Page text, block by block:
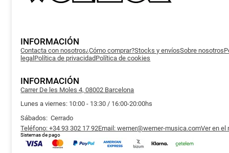
INFORMACIÓN
Contacta con nosotros¿Cómo comprar?Stocks y envíosSobre nosotros
legal Política de privacidadPolítica de cookies
INFORMACIÓN
Carrer De les Moles 4, 08002 Barcelona
Lunes a viernes: 10:00 - 13:30 / 16:00-20:00hs
Sábados: Cerrado
Teléfono: +34 93 302 17 92Email: werner@werner-musica.comVer en el
Sistemas de pago